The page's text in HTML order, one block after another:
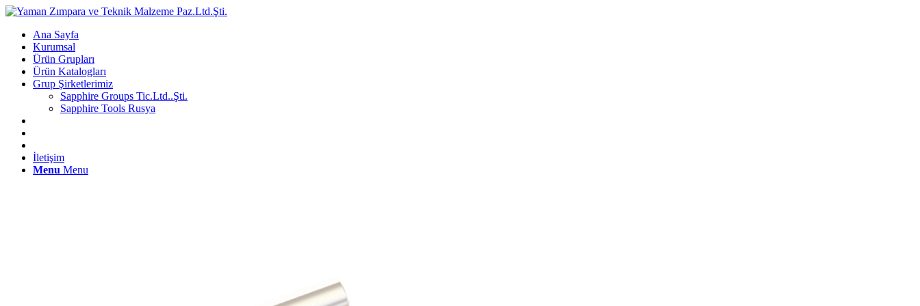
Ana Sayfa
Kurumsal
Ürün Grupları
Ürün Katalogları
Grup Şirketlerimiz
Sapphire Groups Tic.Ltd..Şti.
Sapphire Tools Rusya
İletişim
Menu Menu